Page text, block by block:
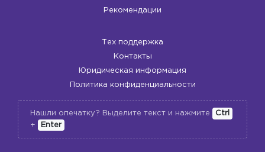
Рекомендации
Тех поддержка
Контакты
Юридическая информация
Политика конфиденциальности
Нашли опечатку? Выделите текст и нажмите
Ctrl
+
Enter